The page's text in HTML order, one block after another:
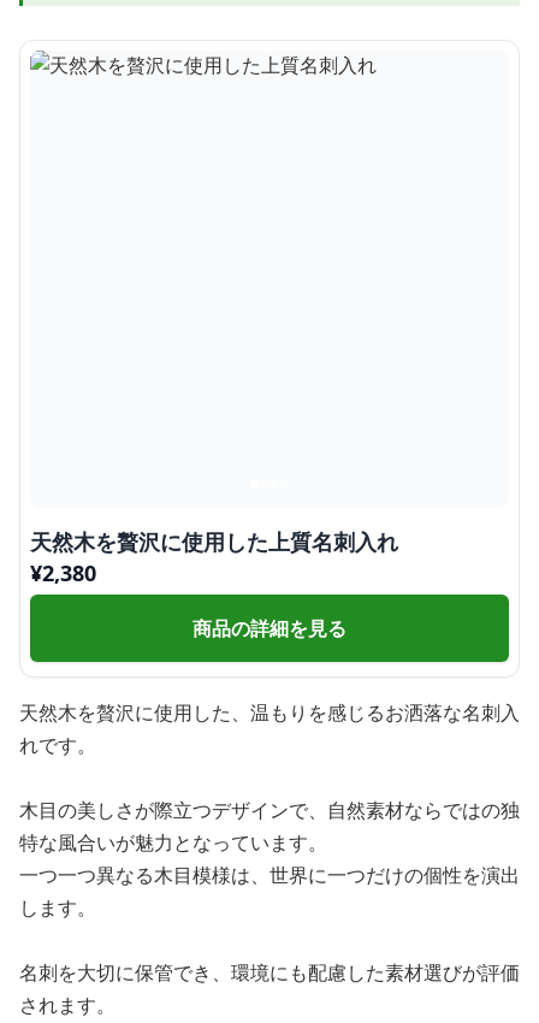
天然木を贅沢に使用した上質名刺入れ
¥2,380
商品の詳細を見る
天然木を贅沢に使用した、温もりを感じるお洒落な名刺入
れです。
木目の美しさが際立つデザインで、自然素材ならではの独
特な風合いが魅力となっています。
一つ一つ異なる木目模様は、世界に一つだけの個性を演出
します。
名刺を大切に保管でき、環境にも配慮した素材選びが評価
されます。